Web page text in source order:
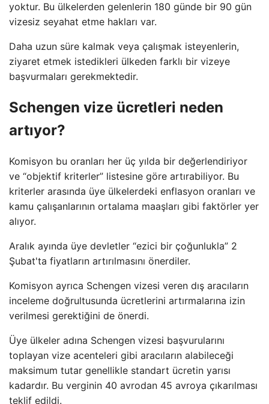
yoktur. Bu ülkelerden gelenlerin 180 günde bir 90 gün
vizesiz seyahat etme hakları var.
Daha uzun süre kalmak veya çalışmak isteyenlerin,
ziyaret etmek istedikleri ülkeden farklı bir vizeye
başvurmaları gerekmektedir.
Schengen vize ücretleri neden
artıyor?
Komisyon bu oranları her üç yılda bir değerlendiriyor
ve “objektif kriterler” listesine göre artırabiliyor. Bu
kriterler arasında üye ülkelerdeki enflasyon oranları ve
kamu çalışanlarının ortalama maaşları gibi faktörler yer
alıyor.
Aralık ayında üye devletler “ezici bir çoğunlukla” 2
Şubat'ta fiyatların artırılmasını önerdiler.
Komisyon ayrıca Schengen vizesi veren dış aracıların
inceleme doğrultusunda ücretlerini artırmalarına izin
verilmesi gerektiğini de önerdi.
Üye ülkeler adına Schengen vizesi başvurularını
toplayan vize acenteleri gibi aracıların alabileceği
maksimum tutar genellikle standart ücretin yarısı
kadardır. Bu verginin 40 avrodan 45 avroya çıkarılması
teklif edildi.